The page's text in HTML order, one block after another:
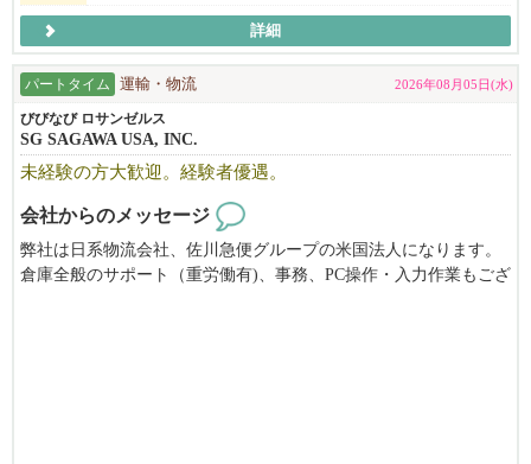
詳細
パートタイム 運輸・物流 2026年08月05日(水)
びびなび ロサンゼルス
SG SAGAWA USA, INC.
未経験の方大歓迎。経験者優遇。
会社からのメッセージ
弊社は日系物流会社、佐川急便グループの米国法人になります。
倉庫全般のサポート（重労働有)、事務、PC操作・入力作業もござ